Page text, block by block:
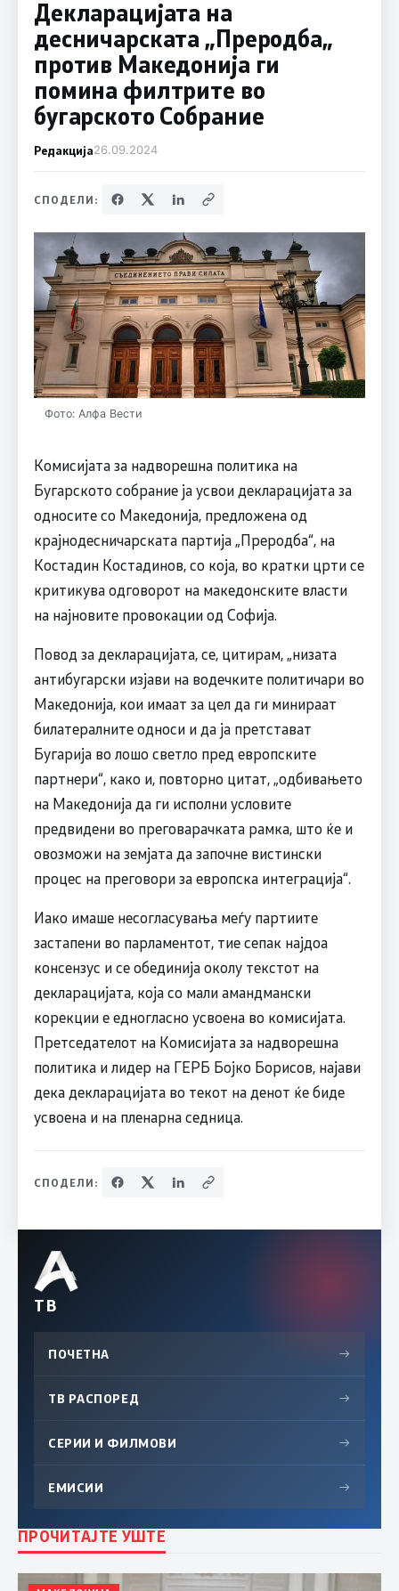
Декларацијата на
десничарската „Преродба„
против Македонија ги
помина филтрите во
бугарското Собрание
Редакција26.09.2024
СПОДЕЛИ:
Фото: Алфа Вести
Комисијата за надворешна политика на
Бугарското собрание ја усвои декларацијата за
односите со Македонија, предложена од
крајнодесничарската партија „Преродба“, на
Костадин Костадинов, со која, во кратки црти се
критикува одговорот на македонските власти
на најновите провокации од Софија.
Повод за декларацијата, се, цитирам, „низата
антибугарски изјави на водечките политичари во
Македонија, кои имаат за цел да ги минираат
билатералните односи и да ја претстават
Бугарија во лошо светло пред европските
партнери“, како и, повторно цитат, „одбивањето
на Македонија да ги исполни условите
предвидени во преговарачката рамка, што ќе и
овозможи на земјата да започне вистински
процес на преговори за европска интеграција“.
Иако имаше несогласувања меѓу партиите
застапени во парламентот, тие сепак најдоа
консензус и се обединија околу текстот на
декларацијата, која со мали амандмански
корекции е едногласно усвоена во комисијата.
Претседателот на Комисијата за надворешна
политика и лидер на ГЕРБ Бојко Борисов, најави
дека декларацијата во текот на денот ќе биде
усвоена и на пленарна седница.
СПОДЕЛИ:
ТВ
ПОЧЕТНА →
ТВ РАСПОРЕД →
СЕРИИ И ФИЛМОВИ →
ЕМИСИИ →
ПРОЧИТАЈТЕ УШТЕ